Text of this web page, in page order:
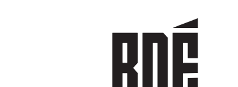
DEPORTES CULTURA